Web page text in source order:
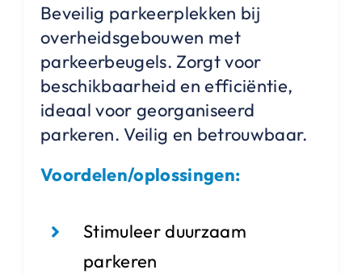
Beveilig parkeerplekken bij
overheidsgebouwen met
parkeerbeugels. Zorgt voor
beschikbaarheid en efficiëntie,
ideaal voor georganiseerd
parkeren. Veilig en betrouwbaar.
Voordelen/oplossingen:
Stimuleer duurzaam
parkeren